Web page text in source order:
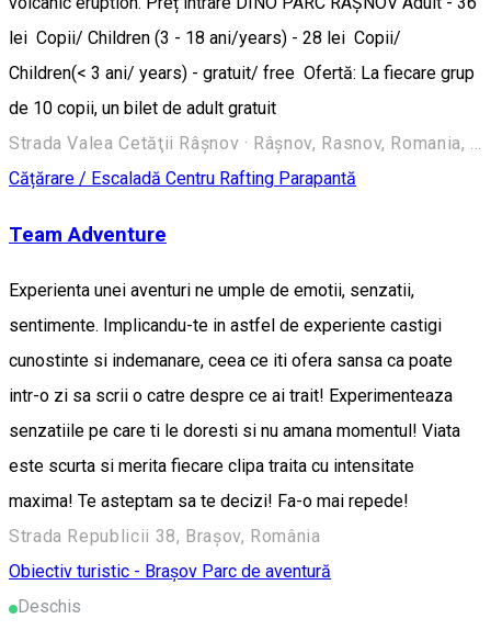
lei Copii/ Children (3 - 18 ani/years) - 28 lei Copii/
Children(< 3 ani/ years) - gratuit/ free Ofertă: La fiecare grup
de 10 copii, un bilet de adult gratuit
Strada Valea Cetăţii Râşnov · Râșnov, Rasnov, Romania, 505400
Cățărare / Escaladă Centru Rafting Parapantă
Team Adventure
Experienta unei aventuri ne umple de emotii, senzatii,
sentimente. Implicandu-te in astfel de experiente castigi
cunostinte si indemanare, ceea ce iti ofera sansa ca poate
intr-o zi sa scrii o catre despre ce ai trait! Experimenteaza
senzatiile pe care ti le doresti si nu amana momentul! Viata
este scurta si merita fiecare clipa traita cu intensitate
maxima! Te asteptam sa te decizi! Fa-o mai repede!
Strada Republicii 38, Brașov, România
Obiectiv turistic - Brașov Parc de aventură
Deschis